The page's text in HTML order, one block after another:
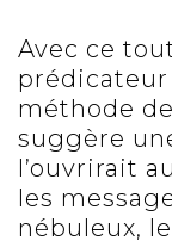
Avec ce
prédicateur
méthode
suggère
l’ouvrirait
les
nébuleux,